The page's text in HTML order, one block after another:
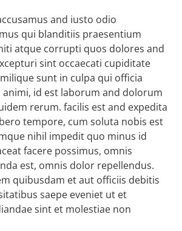
and iusto odio
qui blanditiis praesentium
atque corrupti quos dolores and
sint occaecati cupiditate
sunt in culpa qui officia
id est laborum and dolorum
rerum. facilis est and expedita
tempore, cum soluta nobis est
nihil impedit quo minus id
facere possimus, omnis
est, omnis dolor repellendus.
quibusdam et aut officiis debitis
saepe eveniet ut et
sint et molestiae non